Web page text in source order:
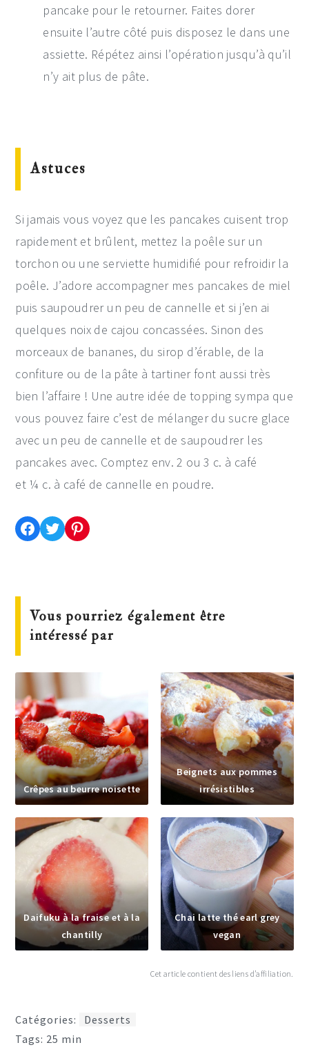
pancake pour le retourner. Faites dorer
ensuite l’autre côté puis disposez le dans une
assiette. Répétez ainsi l’opération jusqu’à qu’il
n’y ait plus de pâte.
Astuces
Si jamais vous voyez que les pancakes cuisent trop
rapidement et brûlent, mettez la poêle sur un
torchon ou une serviette humidifié pour refroidir la
poêle. J’adore accompagner mes pancakes de miel
puis saupoudrer un peu de cannelle et si j’en ai
quelques noix de cajou concassées. Sinon des
morceaux de bananes, du sirop d’érable, de la
confiture ou de la pâte à tartiner font aussi très
bien l’affaire ! Une autre idée de topping sympa que
vous pouvez faire c’est de mélanger du sucre glace
avec un peu de cannelle et de saupoudrer les
pancakes avec. Comptez env. 2 ou 3 c. à café
et ¼ c. à café de cannelle en poudre.
Partager cette recette sur Facebook
Partager cette recette sur TwitterEnregistrer cette recette sur Pinterest
Vous pourriez également être
intéressé par
Crêpes au beurre noisette
Beignets aux pommes
irrésistibles
Daifuku à la fraise et à la
chantilly
Chai latte thé earl grey
vegan
Cet article contient des liens d’affiliation.
Catégories:
Desserts
Tags: 25 min